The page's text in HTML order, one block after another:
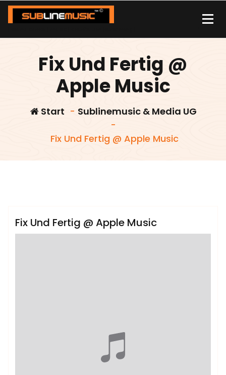
Zum
Inhalt
Fix Und Fertig @
Apple Music
Start - Sublinemusic & Media UG
-
Fix Und Fertig @ Apple Music
Sublinemusic & Media UG
Fix Und Fertig @ Apple Music